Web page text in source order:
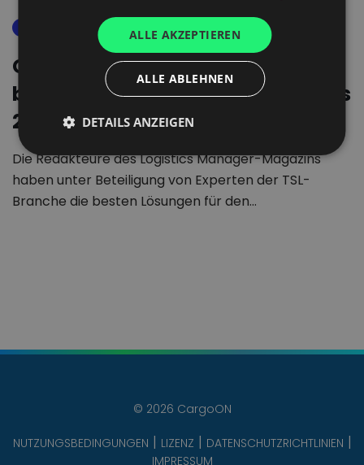
unternehmens-updates
CargoON erhält Auszeichnung
bei der Wahl der Logistics Awards
2022
Die Redakteure des Logistics Manager-Magazins
haben unter Beteiligung von Experten der TSL-
Branche die besten Lösungen für den…
© 2026 CargoON
NUTZUNGSBEDINGUNGEN LIZENZ
DATENSCHUTZRICHTLINIEN
IMPRESSUM
FRENCH
ALLE AKZEPTIEREN
ALLE ABLEHNEN
DETAILS ANZEIGEN